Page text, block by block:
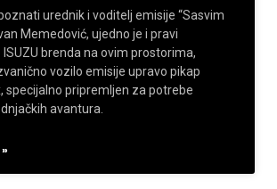
urednik i voditelj emisije “Sasvim
Memedović, ujedno je i pravi
ISUZU brenda na ovim prostorima,
vozilo emisije upravo pikap
specijalno pripremljen za potrebe
avantura.